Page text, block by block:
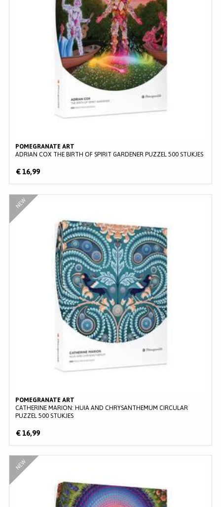
KLANTENSERVICE
POMEGRANATE ART
ADRIAN COX THE BIRTH OF SPIRIT GARDENER PUZZEL 500 STUKJES
€ 16,99
POMEGRANATE ART
CATHERINE MARION: HUIA AND CHRYSANTHEMUM CIRCULAR
PUZZEL 500 STUKJES
NEW
€ 16,99
NEW